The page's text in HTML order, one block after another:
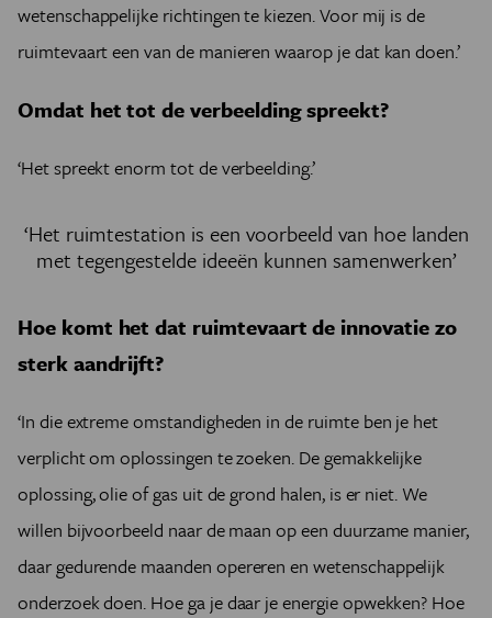
wetenschappelijke richtingen te kiezen. Voor mij is de
ruimtevaart een van de manieren waarop je dat kan doen.’
Omdat het tot de verbeelding spreekt?
‘Het spreekt enorm tot de verbeelding.’
‘Het ruimtestation is een voorbeeld van hoe landen
met tegengestelde ideeën kunnen samenwerken’
Hoe komt het dat ruimtevaart de innovatie zo
sterk aandrijft?
‘In die extreme omstandigheden in de ruimte ben je het
verplicht om oplossingen te zoeken. De gemakkelijke
oplossing, olie of gas uit de grond halen, is er niet. We
willen bijvoorbeeld naar de maan op een duurzame manier,
daar gedurende maanden opereren en wetenschappelijk
onderzoek doen. Hoe ga je daar je energie opwekken? Hoe